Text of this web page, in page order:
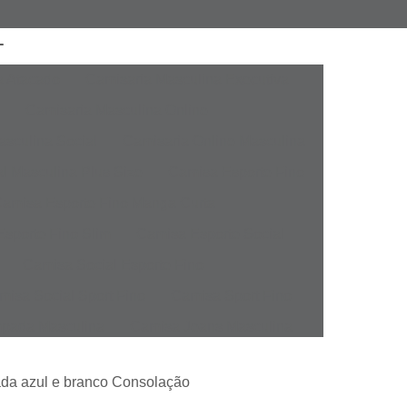
Camisa Masculina Manga Longa
azul e branco Consolação